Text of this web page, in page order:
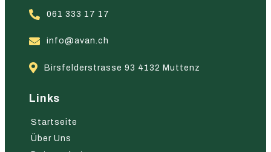
061 333 17 17
info@avan.ch
Birsfelderstrasse 93 4132 Muttenz
Links
Startseite
Über Uns